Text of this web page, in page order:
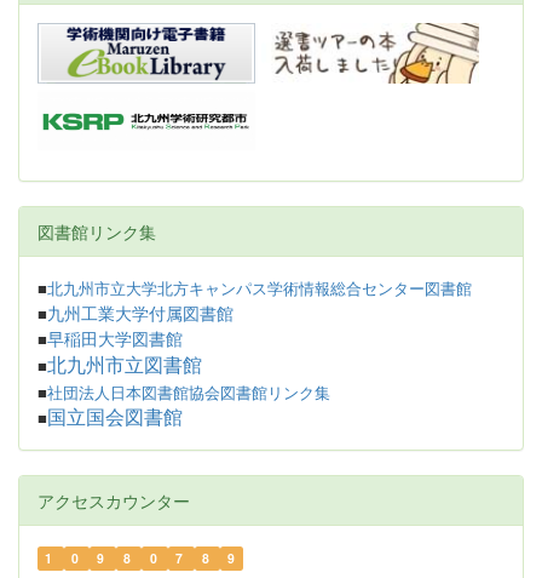
図書館リンク集
■北九州市立大学北方キャンパス学術情報総合センター図書館
■九州工業大学付属図書館
■早稲田大学図書館
■北九州市立図書館
■社団法人日本図書館協会図書館リンク集
■ 国立国会図書館
アクセスカウンター
1 0 9 8 0 7 8 9